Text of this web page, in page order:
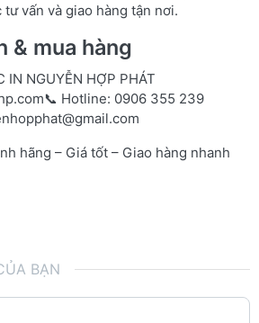
vấn và giao hàng tận nơi.
& mua hàng
IN NGUYỄN HỢP PHÁT
📞 Hotline: 0906 355 239
hãng – Giá tốt – Giao hàng nhanh
BẠN